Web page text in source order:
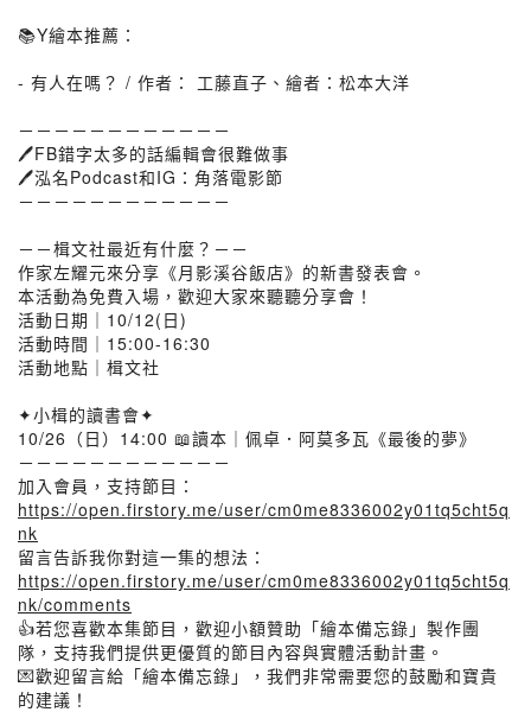
📚Y繪本推薦：
- 有人在嗎？ / 作者： 工藤直子、繪者：松本大洋
－－－－－－－－－－－－
🖊️FB錯字太多的話編輯會很難做事
🖊️泓名Podcast和IG：角落電影節
－－－－－－－－－－－－
－－楫文社最近有什麼？－－
作家左耀元來分享《月影溪谷飯店》的新書發表會。
本活動為免費入場，歡迎大家來聽聽分享會！
活動日期｜10/12(日)
活動時間｜15:00-16:30
活動地點｜楫文社
✦小楫的讀書會✦
10/26（日）14:00 📖讀本｜佩卓．阿莫多瓦《最後的夢》
－－－－－－－－－－－－
加入會員，支持節目：
https://open.firstory.me/user/cm0me8336002y01tq5cht5q
nk
留言告訴我你對這一集的想法：
https://open.firstory.me/user/cm0me8336002y01tq5cht5q
nk/comments
👍若您喜歡本集節目，歡迎小額贊助「繪本備忘錄」製作團
隊，支持我們提供更優質的節目內容與實體活動計畫。
💌歡迎留言給「繪本備忘錄」，我們非常需要您的鼓勵和寶貴
的建議！